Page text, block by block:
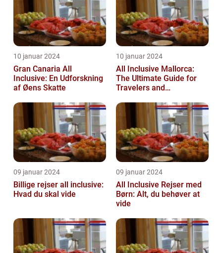
10 januar 2024
Gran Canaria All
Inclusive: En Udforskning
af Øens Skatte
10 januar 2024
All Inclusive Mallorca:
The Ultimate Guide for
Travelers and
09 januar 2024
Billige rejser all inclusive:
Hvad du skal vide
09 januar 2024
All Inclusive Rejser med
Børn: Alt, du behøver at
vide